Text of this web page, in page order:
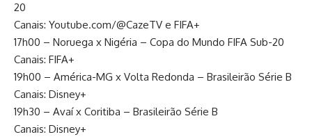
20
Canais: Youtube.com/@CazeTV e FIFA+
17h00 – Noruega x Nigéria – Copa do Mundo FIFA Sub-20
Canais: FIFA+
19h00 – América-MG x Volta Redonda – Brasileirão Série B
Canais: Disney+
19h30 – Avaí x Coritiba – Brasileirão Série B
Canais: Disney+